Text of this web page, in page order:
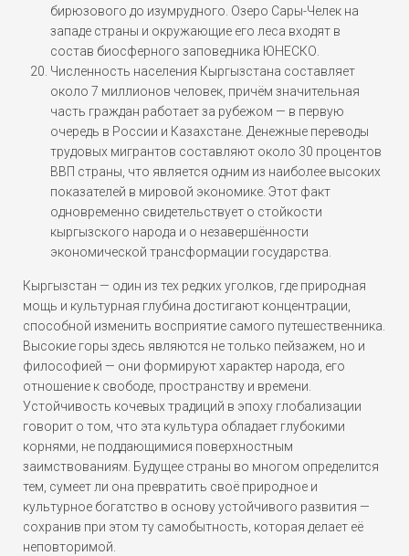
бирюзового до изумрудного. Озеро Сары-Челек на
западе страны и окружающие его леса входят в
состав биосферного заповедника ЮНЕСКО.
Численность населения Кыргызстана составляет
около 7 миллионов человек, причём значительная
часть граждан работает за рубежом — в первую
очередь в России и Казахстане. Денежные переводы
трудовых мигрантов составляют около 30 процентов
ВВП страны, что является одним из наиболее высоких
показателей в мировой экономике. Этот факт
одновременно свидетельствует о стойкости
кыргызского народа и о незавершённости
экономической трансформации государства.
Кыргызстан — один из тех редких уголков, где природная
мощь и культурная глубина достигают концентрации,
способной изменить восприятие самого путешественника.
Высокие горы здесь являются не только пейзажем, но и
философией — они формируют характер народа, его
отношение к свободе, пространству и времени.
Устойчивость кочевых традиций в эпоху глобализации
говорит о том, что эта культура обладает глубокими
корнями, не поддающимися поверхностным
заимствованиям. Будущее страны во многом определится
тем, сумеет ли она превратить своё природное и
культурное богатство в основу устойчивого развития —
сохранив при этом ту самобытность, которая делает её
неповторимой.